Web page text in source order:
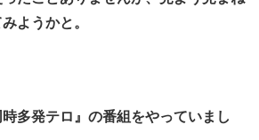
ようかと。
多発テロ』の番組をやっていまし